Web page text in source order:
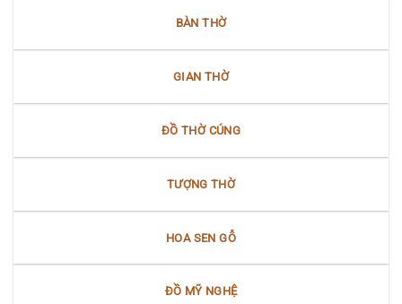
BÀN THỜ
GIAN THỜ
ĐỒ THỜ CÚNG
TƯỢNG THỜ
HOA SEN GỖ
ĐỒ MỸ NGHỆ